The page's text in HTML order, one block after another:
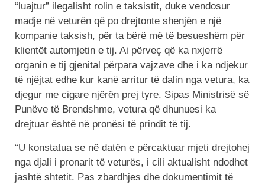
“luajtur” ilegalisht rolin e taksistit, duke vendosur
madje në veturën që po drejtonte shenjën e një
kompanie taksish, për ta bërë më të besueshëm për
klientët automjetin e tij. Ai përveç që ka nxjerrë
organin e tij gjenital përpara vajzave dhe i ka ndjekur
të njëjtat edhe kur kanë arritur të dalin nga vetura, ka
djegur me cigare njërën prej tyre. Sipas Ministrisë së
Punëve të Brendshme, vetura që dhunuesi ka
drejtuar është në pronësi të prindit të tij.
“U konstatua se në datën e përcaktuar mjeti drejtohej
nga djali i pronarit të veturës, i cili aktualisht ndodhet
jashtë shtetit. Pas zbardhjes dhe dokumentimit të